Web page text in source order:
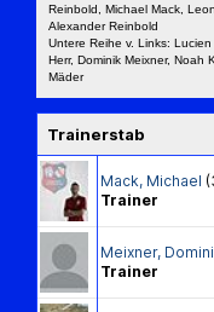
Reinbold, Michael Mack,
Alexander Reinbold
Untere Reihe v. Links:
Herr, Dominik Meixner, Noah
Mäder
Trainerstab
Mack, Michael
Trainer
Meixner,
Trainer